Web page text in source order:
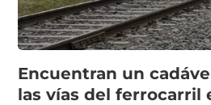
Encuentran un
las vías del ferrocarril